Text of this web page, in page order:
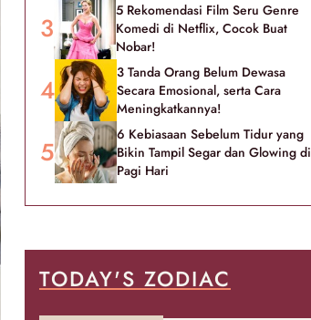
5 Rekomendasi Film Seru Genre
Komedi di Netflix, Cocok Buat
Nobar!
3 Tanda Orang Belum Dewasa
Secara Emosional, serta Cara
Meningkatkannya!
6 Kebiasaan Sebelum Tidur yang
Bikin Tampil Segar dan Glowing di
Pagi Hari
TODAY'S ZODIAC